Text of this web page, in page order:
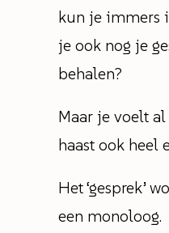
kun je immers
je ook nog je
behalen?
Maar je voelt
haast ook heel
Het ‘gesprek’
een monoloog.